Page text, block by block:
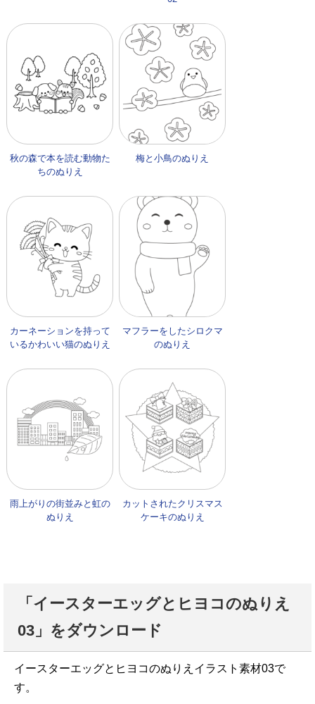
秋の森で本を読む動物た
ちのぬりえ
梅と小鳥のぬりえ
カーネーションを持って
いるかわいい猫のぬりえ
マフラーをしたシロクマ
のぬりえ
雨上がりの街並みと虹の
ぬりえ
カットされたクリスマス
ケーキのぬりえ
「イースターエッグとヒヨコのぬりえ
03」をダウンロード
イースターエッグとヒヨコのぬりえイラスト素材03で
す。